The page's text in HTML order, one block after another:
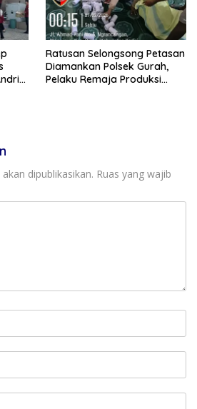
Ratusan Selongsong Petasan
Diamankan Polsek Gurah,
Pelaku Remaja Produksi
dipublikasikan. Ruas yang wajib